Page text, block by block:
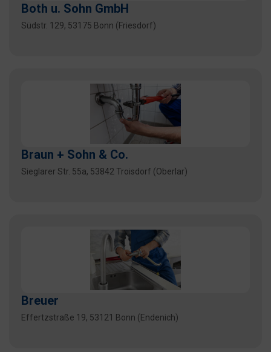
Both u. Sohn GmbH
Südstr. 129, 53175 Bonn (Friesdorf)
Braun + Sohn & Co.
Sieglarer Str. 55a, 53842 Troisdorf (Oberlar)
Breuer
Effertzstraße 19, 53121 Bonn (Endenich)